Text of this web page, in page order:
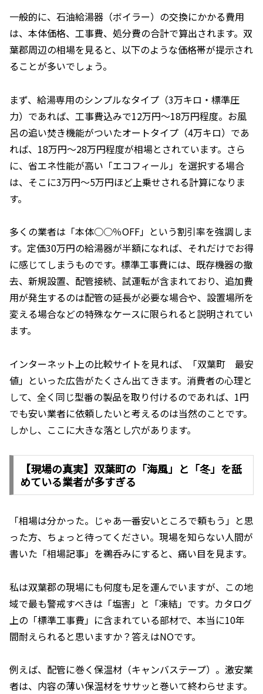
一般的に、石油給湯器（ボイラー）の交換にかかる費用
は、本体価格、工事費、処分費の合計で算出されます。双
葉郡周辺の相場を見ると、以下のような価格帯が提示され
ることが多いでしょう。
まず、給湯専用のシンプルなタイプ（3万キロ・標準圧
力）であれば、工事費込みで12万円～18万円程度。お風
呂の追い焚き機能がついたオートタイプ（4万キロ）であ
れば、18万円～28万円程度が相場とされています。さら
に、省エネ性能が高い「エコフィール」を選択する場合
は、そこに3万円～5万円ほど上乗せされる計算になりま
す。
多くの業者は「本体○○％OFF」という割引率を強調しま
す。定価30万円の給湯器が半額になれば、それだけでお得
に感じてしまうものです。標準工事費には、既存機器の撤
去、新規設置、配管接続、試運転が含まれており、追加費
用が発生するのは配管の延長が必要な場合や、設置場所を
変える場合などの特殊なケースに限られると説明されてい
ます。
インターネット上の比較サイトを見れば、「双葉町 最安
値」といった広告がたくさん出てきます。消費者の心理と
して、全く同じ型番の製品を取り付けるのであれば、1円
でも安い業者に依頼したいと考えるのは当然のことです。
しかし、ここに大きな落とし穴があります。
【現場の真実】双葉町の「海風」と「冬」を舐
めている業者が多すぎる
「相場は分かった。じゃあ一番安いところで頼もう」と思
った方、ちょっと待ってください。現場を知らない人間が
書いた「相場記事」を鵜呑みにすると、痛い目を見ます。
私は双葉郡の現場にも何度も足を運んでいますが、この地
域で最も警戒すべきは「塩害」と「凍結」です。カタログ
上の「標準工事費」に含まれている部材で、本当に10年
間耐えられると思いますか？答えはNOです。
例えば、配管に巻く保温材（キャンバステープ）。激安業
者は、内容の薄い保温材をササッと巻いて終わらせます。